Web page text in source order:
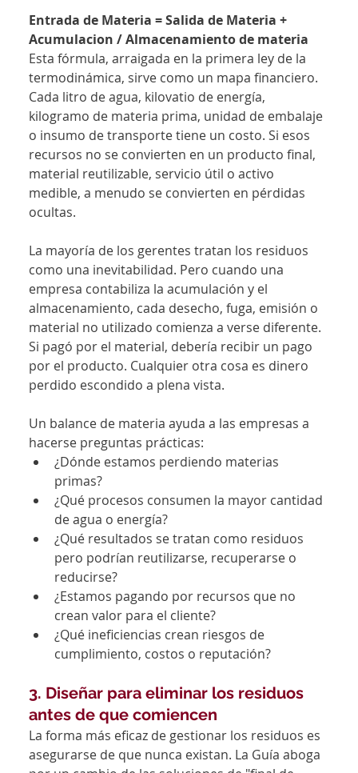
Entrada de Materia = Salida de Materia +
Acumulacion / Almacenamiento de materia
Esta fórmula, arraigada en la primera ley de la
termodinámica, sirve como un mapa financiero.
Cada litro de agua, kilovatio de energía,
kilogramo de materia prima, unidad de embalaje
o insumo de transporte tiene un costo. Si esos
recursos no se convierten en un producto final,
material reutilizable, servicio útil o activo
medible, a menudo se convierten en pérdidas
ocultas.
La mayoría de los gerentes tratan los residuos
como una inevitabilidad. Pero cuando una
empresa contabiliza la acumulación y el
almacenamiento, cada desecho, fuga, emisión o
material no utilizado comienza a verse diferente.
Si pagó por el material, debería recibir un pago
por el producto. Cualquier otra cosa es dinero
perdido escondido a plena vista.
Un balance de materia ayuda a las empresas a
hacerse preguntas prácticas:
¿Dónde estamos perdiendo materias
primas?
¿Qué procesos consumen la mayor cantidad
de agua o energía?
¿Qué resultados se tratan como residuos
pero podrían reutilizarse, recuperarse o
reducirse?
¿Estamos pagando por recursos que no
crean valor para el cliente?
¿Qué ineficiencias crean riesgos de
cumplimiento, costos o reputación?
3. Diseñar para eliminar los residuos
antes de que comiencen
La forma más eficaz de gestionar los residuos es
asegurarse de que nunca existan. La Guía aboga